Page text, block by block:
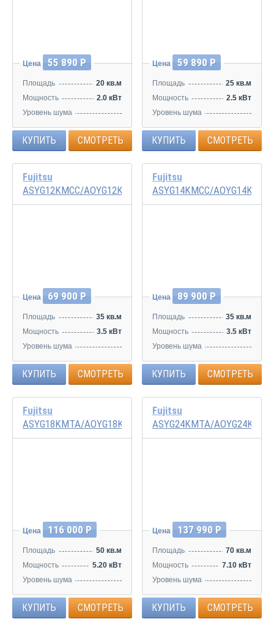
Цена 55 890 Р
Площадь
20 кв.м
Мощность
2.0 кВт
Уровень шума
КУПИТЬ СМОТРЕТЬ
Цена 59 890 Р
Площадь
25 кв.м
Мощность
2.5 кВт
Уровень шума
КУПИТЬ СМОТРЕТЬ
Fujitsu
ASYG12KMCC/AOYG12KMCC
Цена 69 900 Р
Площадь
35 кв.м
Мощность
3.5 кВт
Уровень шума
КУПИТЬ СМОТРЕТЬ
Fujitsu
ASYG14KMCC/AOYG14KMCC
Цена 89 900 Р
Площадь
35 кв.м
Мощность
3.5 кВт
Уровень шума
КУПИТЬ СМОТРЕТЬ
Fujitsu
ASYG18KMTA/AOYG18KMTA
Цена 116 000 Р
Площадь
50 кв.м
Мощность
5.20 кВт
Уровень шума
КУПИТЬ СМОТРЕТЬ
Fujitsu
ASYG24KMTA/AOYG24KMTA
Цена 137 990 Р
Площадь
70 кв.м
Мощность
7.10 кВт
Уровень шума
КУПИТЬ СМОТРЕТЬ